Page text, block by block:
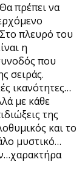
πρέπει να
πλευρό του
η
που
σειράς.
ικανότητες…
με κάθε
της
και το
μυστικό…